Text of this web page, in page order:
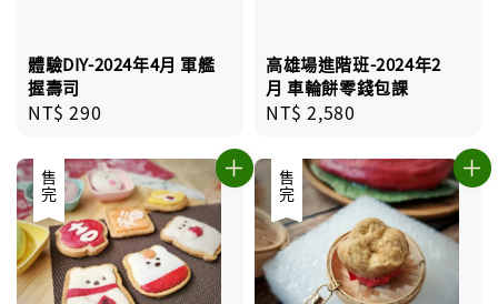
體驗DIY-2024年4月 軍艦
握壽司
Regular
NT$ 290
高雄場進階班-2024年2
月 車輪餅零錢包課
Regular
NT$ 2,580
售完 優惠
售完